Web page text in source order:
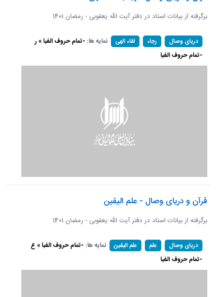
برگرفته از بیانات استاد در دفتر آیت الله یعقوبی - رمضان 1401
دریای وصال رجاء لقاء الهی نمایه ها: -تمام حروف الفبا » ر
-تمام حروف الفبا
قرآن و دریای وصال - علم الیقین
برگرفته از بیانات استاد در دفتر آیت الله یعقوبی - رمضان 1401
دریای وصال علم علم الیقین نمایه ها: -تمام حروف الفبا » ع
-تمام حروف الفبا